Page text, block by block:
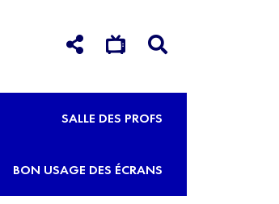
SALLE DES PROFS
BON USAGE DES ÉCRANS